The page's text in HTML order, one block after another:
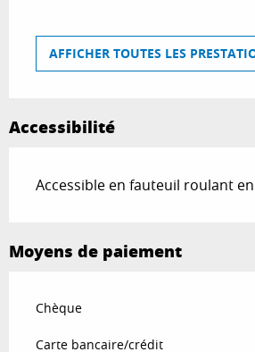
AFFICHER TOUTES LES
Accessibilité
Accessible en fauteuil roulant
Moyens de paiement
Chèque
Carte bancaire/crédit